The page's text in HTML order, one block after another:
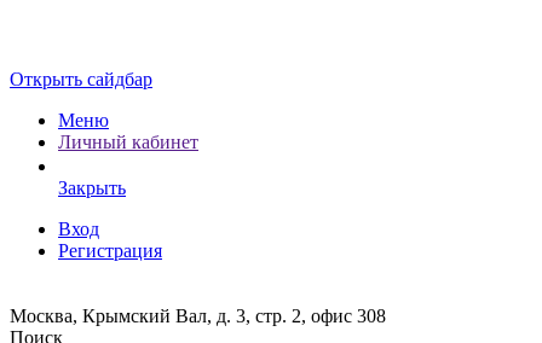
Открыть сайдбар
Меню
Личный кабинет
Закрыть
Вход
Регистрация
Москва, Крымский Вал, д. 3, стр. 2, офис 308
Поиск